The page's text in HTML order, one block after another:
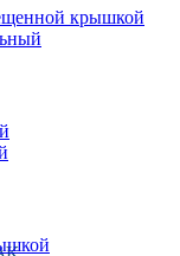
крышкой